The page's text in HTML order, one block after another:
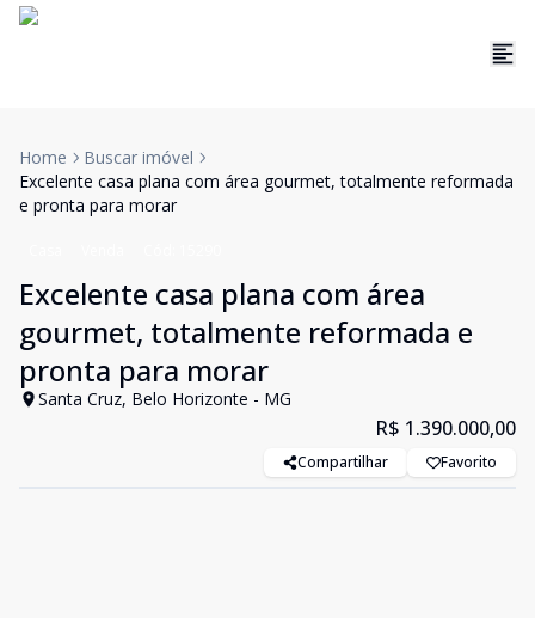
Home
Buscar imóvel
Excelente casa plana com área gourmet, totalmente reformada
e pronta para morar
Excelente casa plana com área
gourmet, totalmente reformada e
pronta para morar
Santa Cruz, Belo Horizonte - MG
R$ 1.390.000,00
Compartilhar Favorito